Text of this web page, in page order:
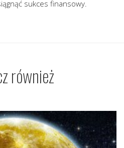
sukces finansowy.
również